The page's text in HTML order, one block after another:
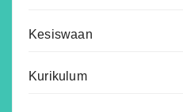
Kesiswaan
Kurikulum